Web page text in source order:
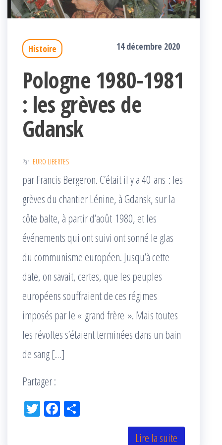
Histoire 14 décembre 2020
Pologne 1980-1981
: les grèves de
Gdansk
Par EURO LIBERTES
par Francis Bergeron. C’était il y a 40 ans : les
grèves du chantier Lénine, à Gdansk, sur la
côte balte, à partir d’août 1980, et les
événements qui ont suivi ont sonné le glas
du communisme européen. Jusqu’à cette
date, on savait, certes, que les peuples
européens souffraient de ces régimes
imposés par le « grand frère ». Mais toutes
les révoltes s’étaient terminées dans un bain
de sang […]
Partager :
Tw Fac
Lire la suite